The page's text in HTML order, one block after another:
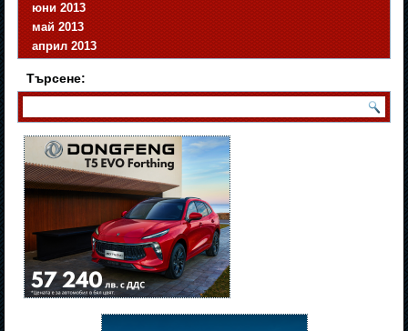
юни 2013
май 2013
април 2013
Търсене: